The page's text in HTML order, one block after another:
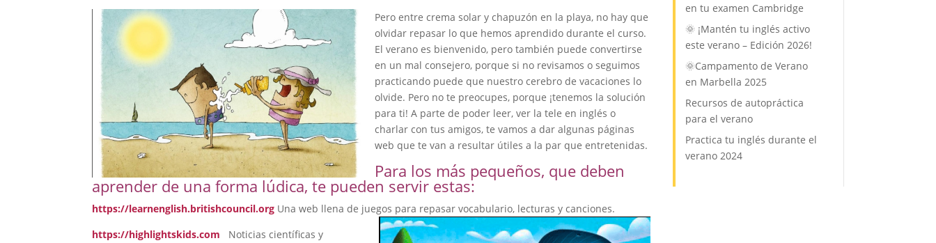
Pero entre crema solar y chapuzón en la playa, no hay que
olvidar repasar lo que hemos aprendido durante el curso.
El verano es bienvenido, pero también puede convertirse
en un mal consejero, porque si no revisamos o seguimos
practicando puede que nuestro cerebro de vacaciones lo
olvide. Pero no te preocupes, porque ¡tenemos la solución
para ti! A parte de poder leer, ver la tele en inglés o
charlar con tus amigos, te vamos a dar algunas páginas
web que te van a resultar útiles a la par que entretenidas.
Para los más pequeños, que deben
aprender de una forma lúdica, te pueden servir estas:
https://learnenglish.britishcouncil.org Una web llena de juegos para repasar vocabulario, lecturas y canciones.
https://highlightskids.com
Noticias científicas y
en tu examen Cambridge
🌞 ¡Mantén tu inglés activo
este verano – Edición 2026!
🌞Campamento de Verano
en Marbella 2025
Recursos de autopráctica
para el verano
Practica tu inglés durante el
verano 2024